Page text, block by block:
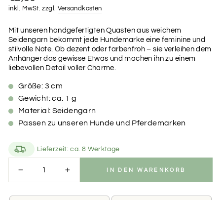
Preis
inkl. MwSt. zzgl. Versandkosten
Mit unseren handgefertigten Quasten aus weichem
Seidengarn bekommt jede Hundemarke eine feminine und
stilvolle Note. Ob dezent oder farbenfroh – sie verleihen dem
Anhänger das gewisse Etwas und machen ihn zu einem
liebevollen Detail voller Charme.
Größe: 3 cm
Gewicht: ca. 1 g
Material: Seidengarn
Passen zu unseren Hunde und Pferdemarken
Lieferzeit: ca. 8 Werktage
IN DEN WARENKORB